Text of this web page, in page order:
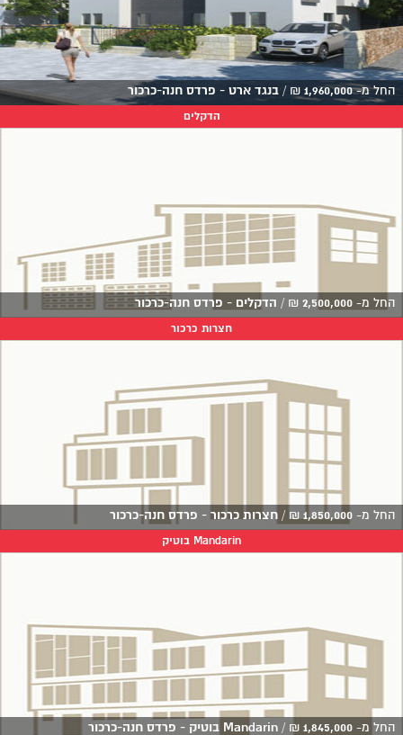
החל מ-1,960,000
₪
/ בנגד ארט - פרדס חנה-כרכור
הדקלים
החל מ- 2,500,000
₪
/ הדקלים - פרדס חנה-כרכור
חצרות כרכור
החל מ- 1,850,000
₪
/ חצרות כרכור - פרדס חנה-כרכור
Mandarin בוטיק
החל מ- 1,845,000
₪
/ Mandarin בוטיק - פרדס חנה-כרכור